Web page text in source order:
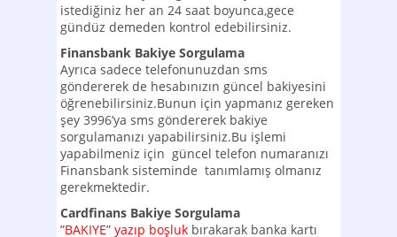
istediğiniz her an 24 saat boyunca,gece
gündüz demeden kontrol edebilirsiniz.
Finansbank Bakiye Sorgulama
Ayrıca sadece telefonunuzdan sms
göndererek de hesabınızın güncel bakiyesini
öğrenebilirsiniz.Bunun için yapmanız gereken
şey 3996’ya sms göndererek bakiye
sorgulamanızı yapabilirsiniz.Bu işlemi
yapabilmeniz için güncel telefon numaranızı
Finansbank sisteminde tanımlamış olmanız
gerekmektedir.
Cardfinans Bakiye Sorgulama
”BAKIYE” yazıp boşluk bırakarak banka kartı